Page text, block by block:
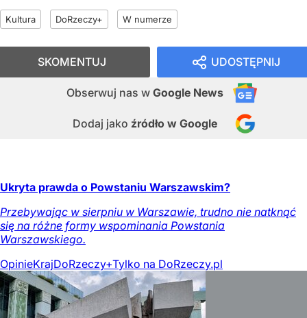
Kultura DoRzeczy+ W numerze
UDOSTĘPNIJ
Obserwuj nas w Google News
Dodaj jako źródło w Google
SKOMENTUJ
Ukryta prawda o Powstaniu Warszawskim?
Przebywając w sierpniu w Warszawie, trudno nie natknąć
się na różne formy wspominania Powstania
Warszawskiego.
OpinieKrajDoRzeczy+Tylko na DoRzeczy.pl